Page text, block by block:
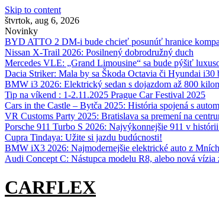
Skip to content
štvrtok, aug 6, 2026
Novinky
BYD ATTO 2 DM-i bude chcieť posunúť hranice
Nissan X‑Trail 2026: Posilnený dobrodružný duch
Mercedes VLE: „Grand Limousine“ sa bude pýšiť
Dacia Striker: Mala by sa Škoda Octavia či Hyundai i30
BMW i3 2026: Elektrický sedan s dojazdom až 800
Tip na víkend : 1-2.11.2025 Prague Car Festival 2025
Cars in the Castle – Bytča 2025: História spojená s
VR Customs Party 2025: Bratislava sa premení na
Porsche 911 Turbo S 2026: Najvýkonnejšie 911 v
Cupra Tindaya: Užite si jazdu budúcnosti!
BMW iX3 2026: Najmodernejšie elektrické auto z
Audi Concept C: Nástupca modelu R8, alebo nová vízia
CARFLEX